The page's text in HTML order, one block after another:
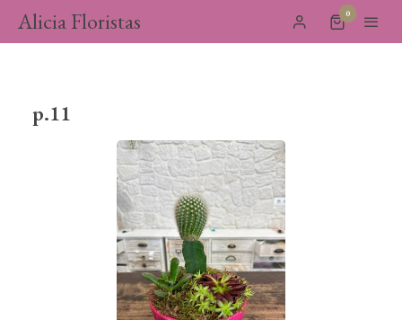
Alicia Floristas 0
p.11